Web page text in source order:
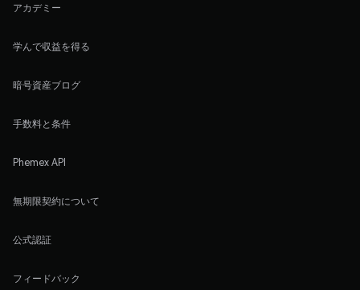
アカデミー
学んで収益を得る
暗号資産ブログ
手数料と条件
Phemex API
無期限契約について
公式認証
フィードバック